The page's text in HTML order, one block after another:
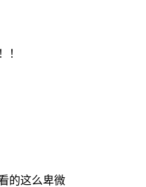
！
的这么卑微